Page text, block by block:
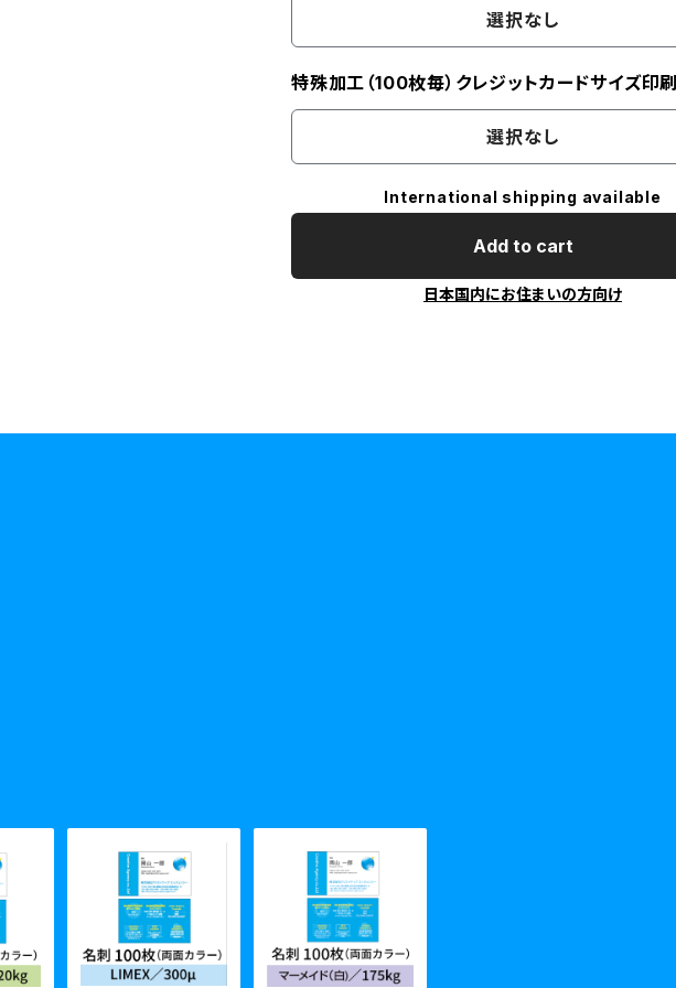
選択なし
特殊加工（100枚毎）クレジットカードサイズ印刷
選択なし
International shipping available
Add to cart
日本国内にお住まいの方向け